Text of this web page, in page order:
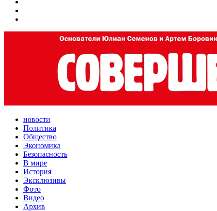
новости
Политика
Общество
Экономика
Безопасность
В мире
История
Эксклюзивы
Фото
Видео
Архив